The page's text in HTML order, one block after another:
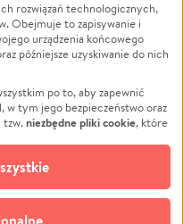
Powódź
Wichura
NGO
Edukacja
Podróż
Impreza
Ochrona środowiska
Biznes
rozwiązań technologicznych,
Obejmuje to zapisywanie i
urządzenia końcowego
późniejsze uzyskiwanie do nich
po to, aby zapewnić
w tym jego bezpieczeństwo oraz
tzw.niezbędne pliki cookie, które
cookie
Możesz wyrazić
dowolnym momencie masz
„Zarządzaj zgodami cookie”,